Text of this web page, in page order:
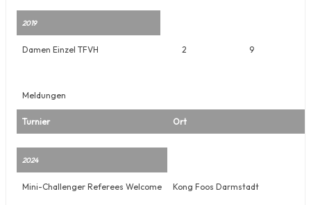
2019
Damen Einzel TFVH 2 9
Meldungen
Turnier Ort
2024
Mini-Challenger Referees Welcome Kong Foos Darmstadt